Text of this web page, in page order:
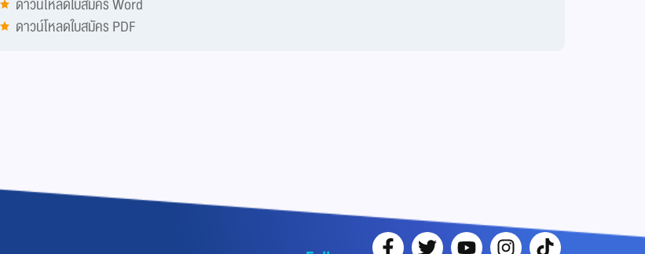
ดาวน์โหลดใบสมัคร PDF